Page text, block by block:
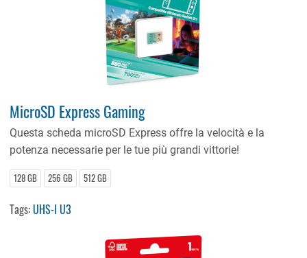
MicroSD Express Gaming
Questa scheda microSD Express offre la velocità e la
potenza necessarie per le tue più grandi vittorie!
128 GB 256 GB 512 GB
Tags:UHS-I U3